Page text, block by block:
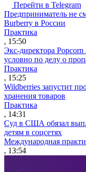
Перейти в Telegram
Предприниматель не
Burberry в России
Практика
, 15:50
Экс-директора
условно по делу о
Практика
, 15:25
Wildberries запустит
хранения товаров
Практика
, 14:31
Суд в США обязал
детям в соцсетях
Международная
, 13:54